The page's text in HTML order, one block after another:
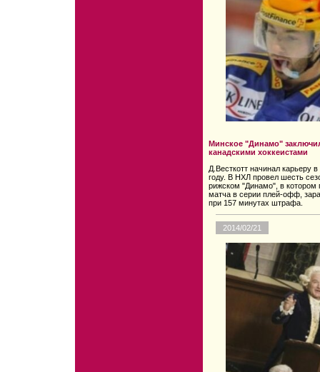
Минское "Динамо"
канадскими хоккеистами
Д.Весткотт начинал карьеру
году. В НХЛ провел шесть
рижском "Динамо", в котором
матча в серии плей-офф,
при 157 минутах штрафа.
2014/02/21